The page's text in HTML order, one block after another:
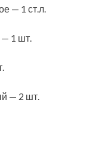
— 1 ст.л.
1 шт.
— 2 шт.